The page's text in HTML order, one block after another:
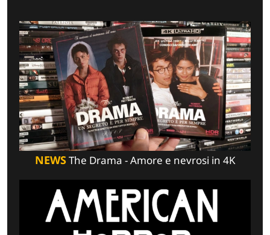
NEWSThe Drama - Amore e nevrosi in 4K